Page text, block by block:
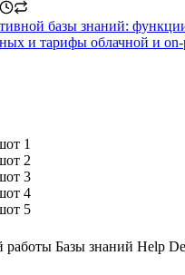
базы знаний:
и тарифы облачной и on-
работы Базы знаний Help